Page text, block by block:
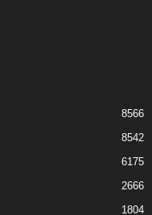
8566
8542
6175
2666
1804